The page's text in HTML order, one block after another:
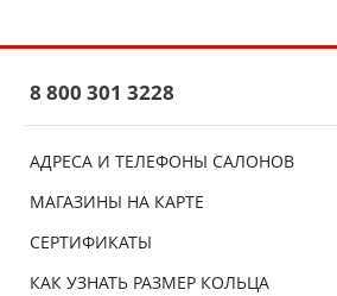
АДРЕСА И ТЕЛЕФОНЫ САЛОНОВ
МАГАЗИНЫ НА КАРТЕ
СЕРТИФИКАТЫ
КАК УЗНАТЬ РАЗМЕР КОЛЬЦА
8 800 301 3228